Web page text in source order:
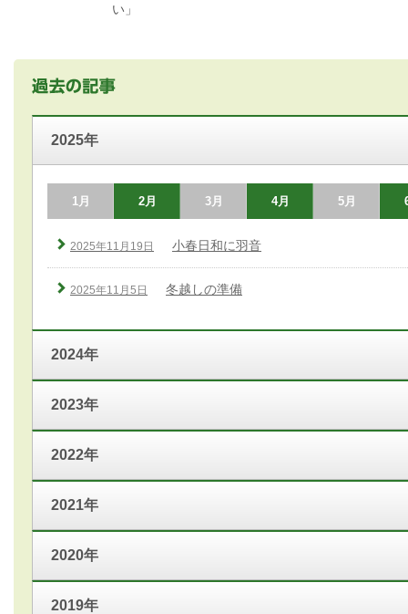
い」
2025年
1月 2月 3月 4月 5月
2025年11月19日 小春日和に羽音
2025年11月5日 冬越しの準備
2024年
2023年
2022年
2021年
2020年
2019年